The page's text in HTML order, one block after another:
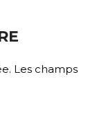
Les champs